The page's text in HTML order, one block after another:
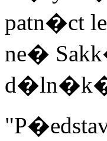
patn�ct
ne�